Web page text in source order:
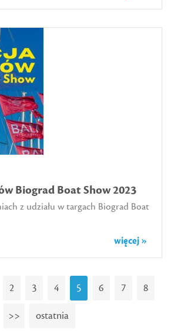
Biograd Boat Show 2023
z udziału w targach Biograd Boat
więcej »
2 3 4 5 6 7 8
>> ostatnia